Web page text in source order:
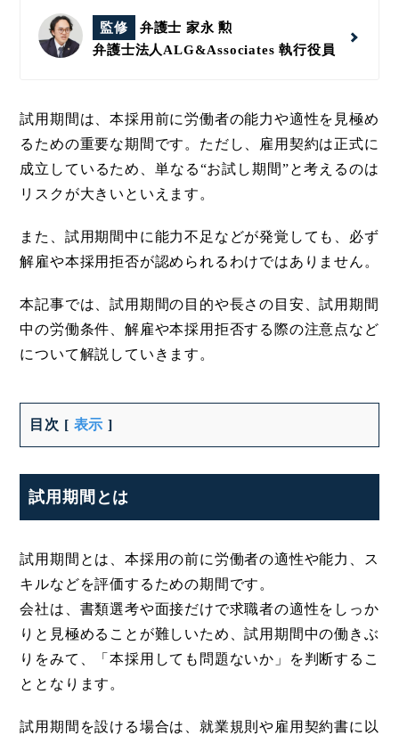
監修
弁護士 家永 勲
弁護士法人ALG&Associates執行役員
試用期間は、本採用前に労働者の能力や適性を見極め
るための重要な期間です。ただし、雇用契約は正式に
成立しているため、単なる“お試し期間”と考えるのは
リスクが大きいといえます。
また、試用期間中に能力不足などが発覚しても、必ず
解雇や本採用拒否が認められるわけではありません。
本記事では、試用期間の目的や長さの目安、試用期間
中の労働条件、解雇や本採用拒否する際の注意点など
について解説していきます。
目次 [ 表示 ]
試用期間とは
試用期間とは、本採用の前に労働者の適性や能力、ス
キルなどを評価するための期間です。
会社は、書類選考や面接だけで求職者の適性をしっか
りと見極めることが難しいため、試用期間中の働きぶ
りをみて、「本採用しても問題ないか」を判断するこ
ととなります。
試用期間を設ける場合は、就業規則や雇用契約書に以